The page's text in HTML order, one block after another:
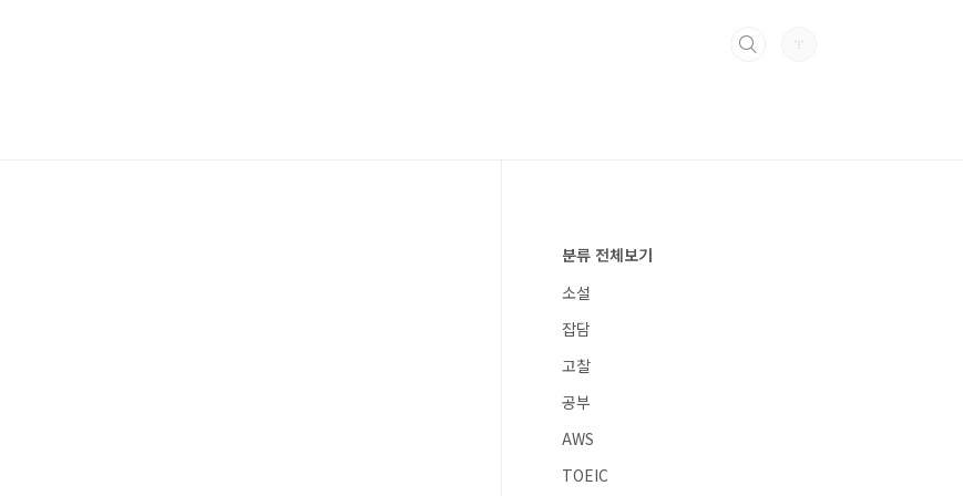
분류 전체보기
소설
잡담
고찰
공부
AWS
TOEIC